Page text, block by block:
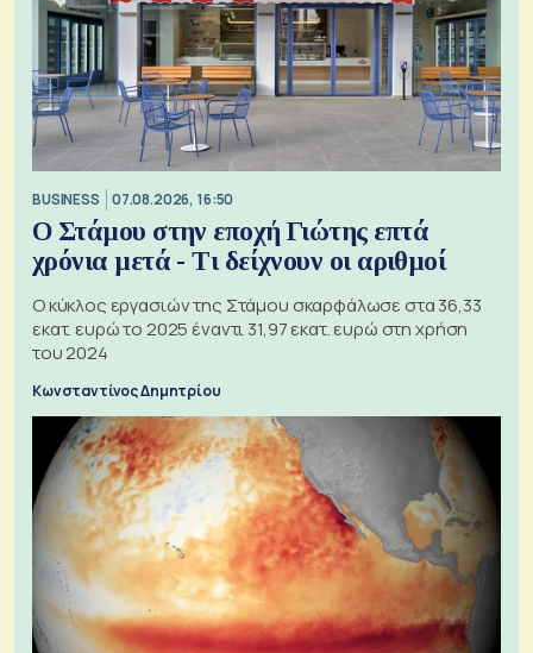
BUSINESS 07.08.2026, 16:50
Ο Στάμου στην εποχή Γιώτης επτά
χρόνια μετά - Τι δείχνουν οι αριθμοί
Ο κύκλος εργασιών της Στάμου σκαρφάλωσε στα 36,33
εκατ. ευρώ το 2025 έναντι 31,97 εκατ. ευρώ στη χρήση
του 2024
Κωνσταντίνος Δημητρίου